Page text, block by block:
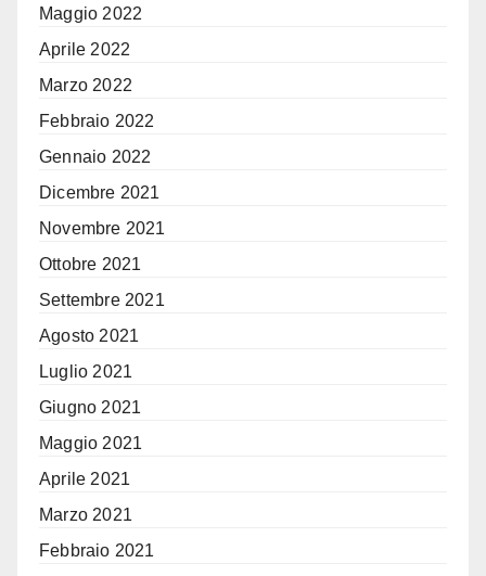
Maggio 2022
Aprile 2022
Marzo 2022
Febbraio 2022
Gennaio 2022
Dicembre 2021
Novembre 2021
Ottobre 2021
Settembre 2021
Agosto 2021
Luglio 2021
Giugno 2021
Maggio 2021
Aprile 2021
Marzo 2021
Febbraio 2021